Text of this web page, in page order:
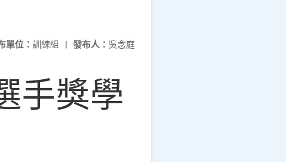
發布人： 吳念庭
單位： 訓練組 |
手獎學